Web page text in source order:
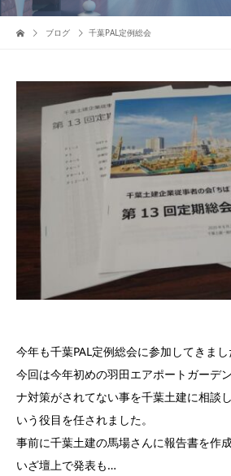
ブログ 千葉PAL定例総会
今年も千葉PAL定例総会に参加してきまし
今回は今年初めの羽田エアポートガーデ
ナ対策がされてない事を千葉土建に相談
いう役目を任されました。
事前に千葉土建の馬場さんに報告書を作
いざ壇上で発表も…